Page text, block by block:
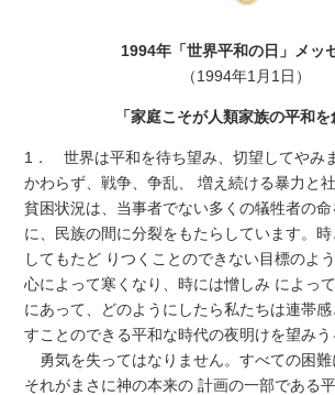
1994年「世界平和の日」メッ
（1994年1月1日）
「家庭こそが人類家族の平和を
1． 世界は平和を待ち望み、切望してやみ
かわらず、戦争、争乱、 増え続ける暴力と
貧困状況は、当事者でない多くの犠牲者の
に、民族の間に分裂をもたらしています。
してもたど りつくことのできない目標のよ
心によって寒くなり、時には憎しみ によっ
にあって、どのようにしたら私たちは連帯
すことのできる平和な時代の夜明けを望みう
勇気を失ってはなりません。すべての困難
それがまさに神の本来の 計画の一部である